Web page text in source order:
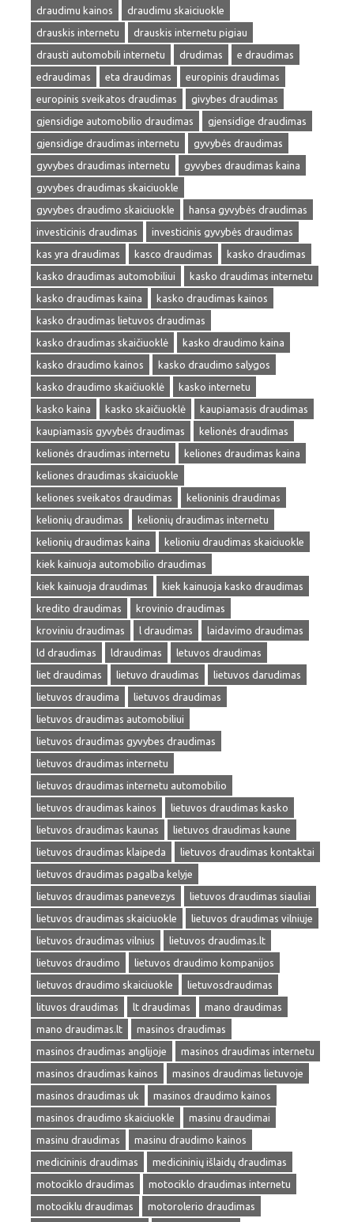
draudimu kainos
draudimu skaiciuokle
drauskis internetu
drauskis internetu pigiau
drausti automobili internetu
drudimas
e draudimas
edraudimas
eta draudimas
europinis draudimas
europinis sveikatos draudimas
givybes draudimas
gjensidige automobilio draudimas
gjensidige draudimas
gjensidige draudimas internetu
gyvybės draudimas
gyvybes draudimas internetu
gyvybes draudimas kaina
gyvybes draudimas skaiciuokle
gyvybes draudimo skaiciuokle
hansa gyvybės draudimas
investicinis draudimas
investicinis gyvybės draudimas
kas yra draudimas
kasco draudimas
kasko draudimas
kasko draudimas automobiliui
kasko draudimas internetu
kasko draudimas kaina
kasko draudimas kainos
kasko draudimas lietuvos draudimas
kasko draudimas skaičiuoklė
kasko draudimo kaina
kasko draudimo kainos
kasko draudimo salygos
kasko draudimo skaičiuoklė
kasko internetu
kasko kaina
kasko skaičiuoklė
kaupiamasis draudimas
kaupiamasis gyvybės draudimas
kelionės draudimas
kelionės draudimas internetu
keliones draudimas kaina
keliones draudimas skaiciuokle
keliones sveikatos draudimas
kelioninis draudimas
kelionių draudimas
kelionių draudimas internetu
kelionių draudimas kaina
kelioniu draudimas skaiciuokle
kiek kainuoja automobilio draudimas
kiek kainuoja draudimas
kiek kainuoja kasko draudimas
kredito draudimas
krovinio draudimas
kroviniu draudimas
l draudimas
laidavimo draudimas
ld draudimas
ldraudimas
letuvos draudimas
liet draudimas
lietuvo draudimas
lietuvos darudimas
lietuvos draudima
lietuvos draudimas
lietuvos draudimas automobiliui
lietuvos draudimas gyvybes draudimas
lietuvos draudimas internetu
lietuvos draudimas internetu automobilio
lietuvos draudimas kainos
lietuvos draudimas kasko
lietuvos draudimas kaunas
lietuvos draudimas kaune
lietuvos draudimas klaipeda
lietuvos draudimas kontaktai
lietuvos draudimas pagalba kelyje
lietuvos draudimas panevezys
lietuvos draudimas siauliai
lietuvos draudimas skaiciuokle
lietuvos draudimas vilniuje
lietuvos draudimas vilnius
lietuvos draudimas.lt
lietuvos draudimo
lietuvos draudimo kompanijos
lietuvos draudimo skaiciuokle
lietuvosdraudimas
lituvos draudimas
lt draudimas
mano draudimas
mano draudimas.lt
masinos draudimas
masinos draudimas anglijoje
masinos draudimas internetu
masinos draudimas kainos
masinos draudimas lietuvoje
masinos draudimas uk
masinos draudimo kainos
masinos draudimo skaiciuokle
masinu draudimai
masinu draudimas
masinu draudimo kainos
medicininis draudimas
medicininių išlaidų draudimas
motociklo draudimas
motociklo draudimas internetu
motociklu draudimas
motorolerio draudimas